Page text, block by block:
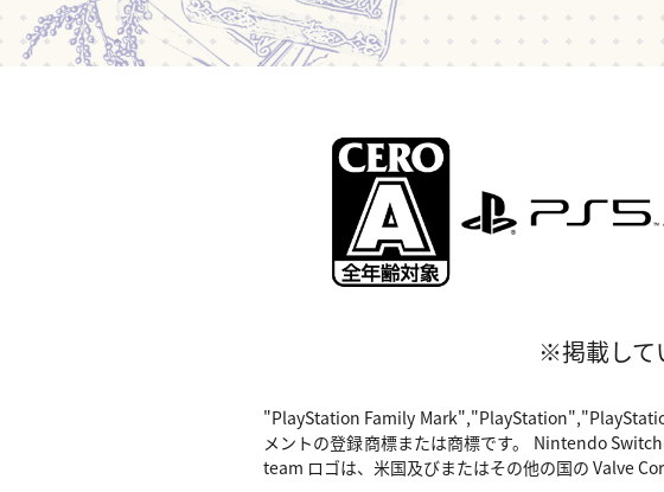
※掲載して
"PlayStation Family
メントの登録商標または商標です。 Nintendo
team ロゴは、米国及びまたはその他の国の Valve